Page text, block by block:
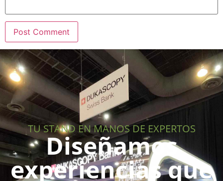
TU STAND EN MANOS DE EXPERTOS
Diseñamos
experiencias que